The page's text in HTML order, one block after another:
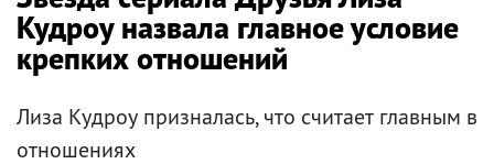
Кудроу назвала главное условие
крепких отношений
Лиза Кудроу призналась, что считает главным в
отношениях